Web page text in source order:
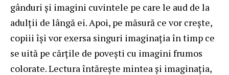
gânduri și imagini cuvintele pe care le aud de la
adulții de lângă ei. Apoi, pe măsură ce vor crește,
copiii își vor exersa singuri imaginația în timp ce
se uită pe cărțile de povești cu imagini frumos
colorate. Lectura întărește mintea și imaginația,